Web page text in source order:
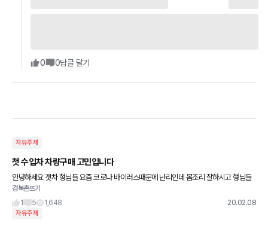
0 0답글 달기
자유주제
첫 수입차 차량구매 고민입니다
안녕하세요 겟차 형님들 요즘 코로나 바이러스때문에 난리인데 몸조리 잘하시고 형님들
의 고견 부탁드립니다 올해 bmw x4 20d 구매 계획이 있는데 시골에 살다보니 정비 문
제가 걸리고 연간주행거
경북촌뜨기
1
5 1,648 20.02.08
자유주제